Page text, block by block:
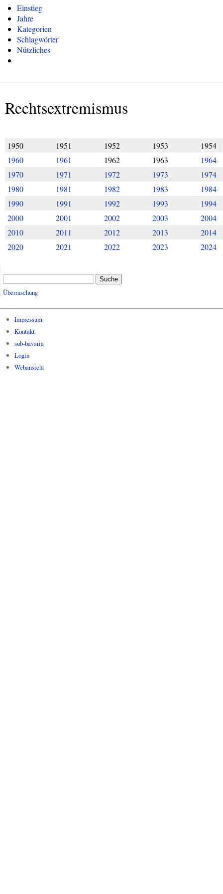
Einstieg
Jahre
Kategorien
Schlagwörter
Nützliches
Rechtsextremismus
1950 1951 1952 1953
1954
1960
1961 1962 1963
1964
1970
1971 1972 1973
1974
1980
1981 1982 1983
1984
1990
1991 1992 1993
1994
2000
2001 2002 2003
2004
2010
2011 2012 2013
2014
2020
2021 2022 2023 2024
Suche
Überraschung
Impressum
Kontakt
sub-bavaria
Login
Webansicht